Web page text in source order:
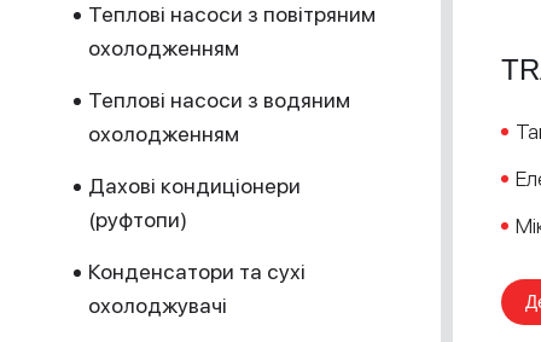
Теплові насоси з повітряним
охолодженням
Теплові насоси з водяним
охолодженням
Дахові кондиціонери
(руфтопи)
Конденсатори та сухі
охолоджувачі